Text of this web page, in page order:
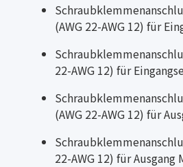
(AWG 22-AWG 12) für
22-AWG 12) für
(AWG 22-AWG 12) für
22-AWG 12) für Ausgang